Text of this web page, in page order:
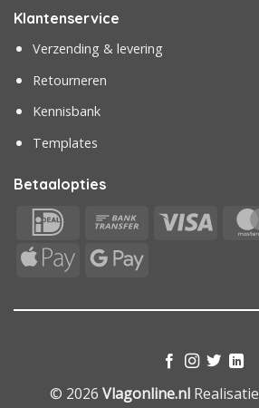
Klantenservice
Verzending & levering
Retourneren
Kennisbank
Templates
Betaalopties
IDeal
Bank
Visa
Apple
Google
© 2026 Vlagonline.nlRealisatie